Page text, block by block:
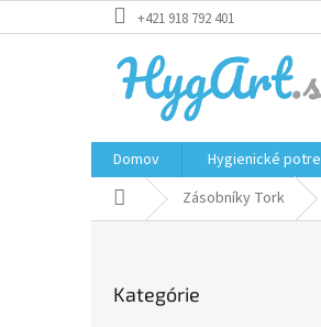
na
+421 918 792 401
Domov Hygienické
Domov
Zásobníky Tork
kategórie
Kategórie